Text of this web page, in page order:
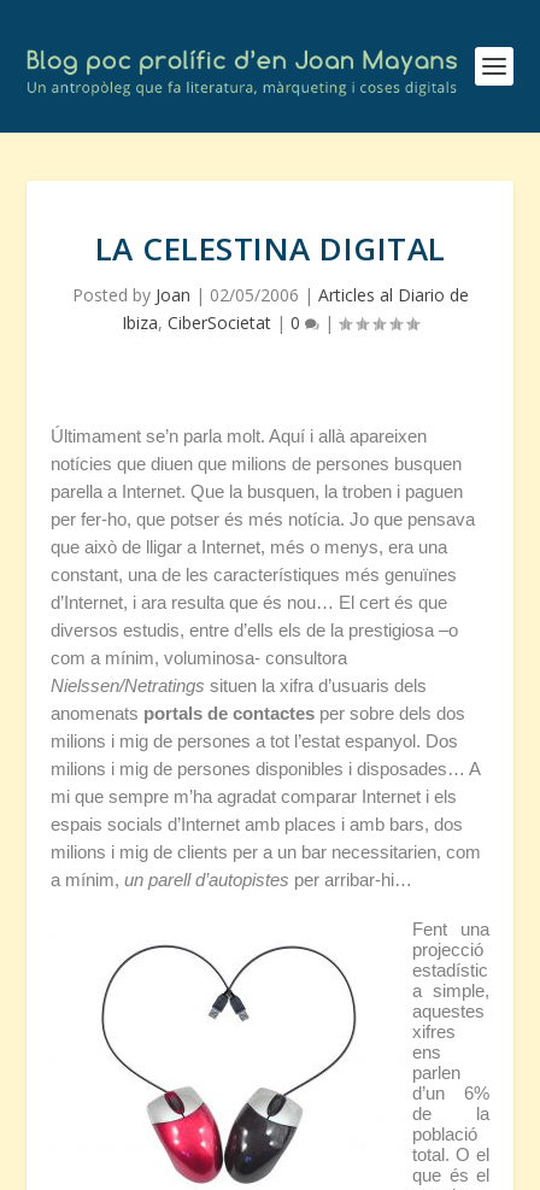
LA CELESTINA DIGITAL
Posted by Joan | 02/05/2006 | Articles al Diario de
Ibiza, CiberSocietat | 0 |
Últimament se’n parla molt. Aquí i allà apareixen
notícies que diuen que milions de persones busquen
parella a Internet. Que la busquen, la troben i paguen
per fer-ho, que potser és més notícia. Jo que pensava
que això de lligar a Internet, més o menys, era una
constant, una de les característiques més genuïnes
d’Internet, i ara resulta que és nou… El cert és que
diversos estudis, entre d’ells els de la prestigiosa –o
com a mínim, voluminosa- consultora
Nielssen/Netratings situen la xifra d’usuaris dels
anomenats portals de contactes per sobre dels dos
milions i mig de persones a tot l’estat espanyol. Dos
milions i mig de persones disponibles i disposades… A
mi que sempre m’ha agradat comparar Internet i els
espais socials d’Internet amb places i amb bars, dos
milions i mig de clients per a un bar necessitarien, com
a mínim,un parell d’autopistes per arribar-hi…
Fent una
projecció
estadístic
a simple,
aquestes
xifres
ens
parlen
d’un 6%
de la
població
total. O el
que és el